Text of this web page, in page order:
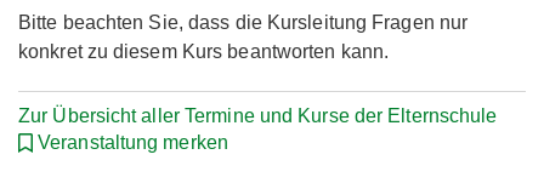
Bitte beachten Sie, dass die Kursleitung Fragen nur
konkret zu diesem Kurs beantworten kann.
Zur Übersicht aller Termine und Kurse der Elternschule
Veranstaltung merken